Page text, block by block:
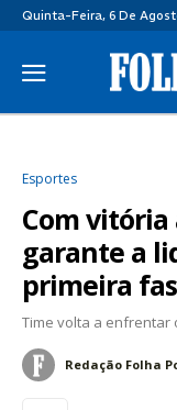
Quinta-Feira, 6 De
Esportes
Com
garante a
primeira
Time volta a enfrentar
Redação Folha